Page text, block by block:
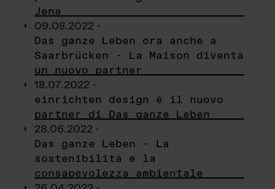
Jena
09.08.2022 -
Das ganze Leben ora anche a
Saarbrücken - La Maison diventa
un nuovo partner
18.07.2022 -
einrichten design è il nuovo
partner di Das ganze Leben
28.06.2022 -
Das ganze Leben - La
sostenibilità e la
consapevolezza ambientale